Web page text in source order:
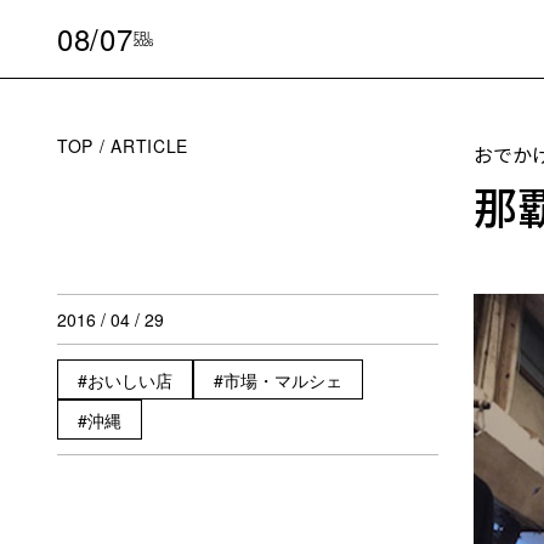
08/07FRI
2026
TOP ARTICLE おでか
那
2016 / 04 / 29
おいしい店
市場・マルシェ
沖縄